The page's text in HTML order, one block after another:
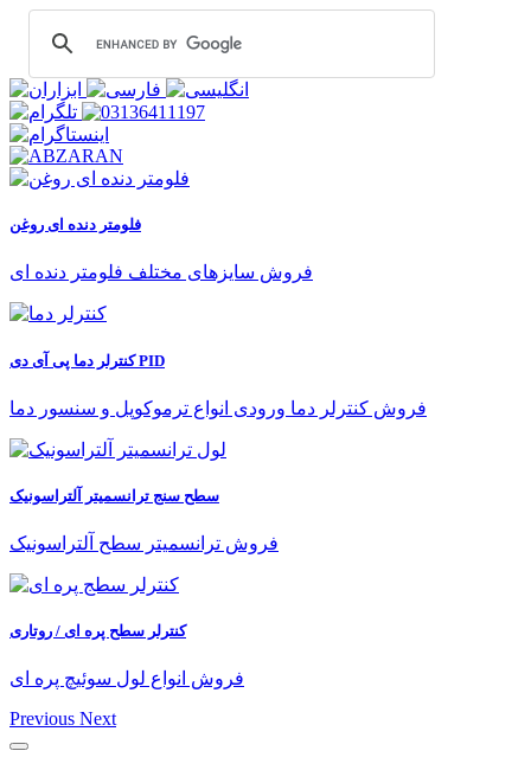
فلومتر دنده ای روغن
فروش سایزهای مختلف فلومتر دنده ای
کنترلر دما پی آی دی PID
فروش کنترلر دما ورودی انواع ترموکوپل و سنسور دما
سطح سنج ترانسمیتر آلتراسونیک
فروش ترانسمیتر سطح آلتراسونیک
کنترلر سطح پره ای / روتاری
فروش انواع لول سوئیچ پره ای
Previous Next